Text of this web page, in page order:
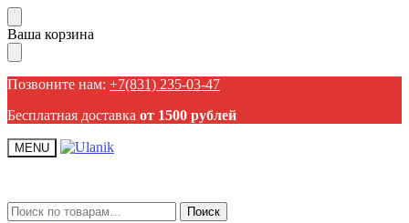
Пропустить
навигацию
Перейти
к
содержанию
Ваша корзина
Позвоните нам: +7(831) 235-03-47
Бесплатная доставка от 1500 рублей
MENU
Искать: Поиск
Искать: Поиск